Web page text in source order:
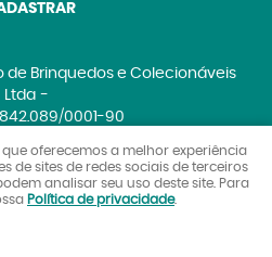
de Brinquedos e Colecionáveis
Ltda
0001-90
oferecemos a melhor experiência
de sites de redes sociais de terceiros
analisar seu uso deste site. Para
Política de privacidade.